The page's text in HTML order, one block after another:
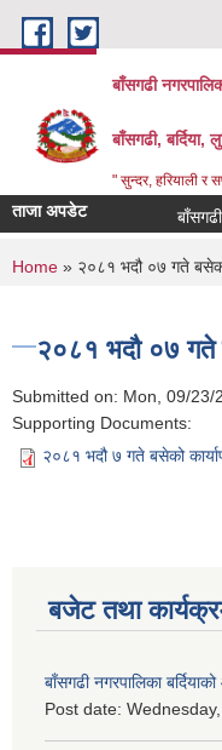
Skip to main content
बाँसगढी
बाँसगढी, बर्दिया,
" सुन्दर, हरियाली र
ताजा अपडेट बाँसगढी
You are here
Home » २०८१ भदौ ०७ गते बसेको
२०८१ भदौ ०७ गते
Submitted on: Mon, 09/23/
Supporting Documents:
२०८१ भदौ ७ गते बसेको
बजेट तथा
बाँसगढी नगरपालिका
Post date: